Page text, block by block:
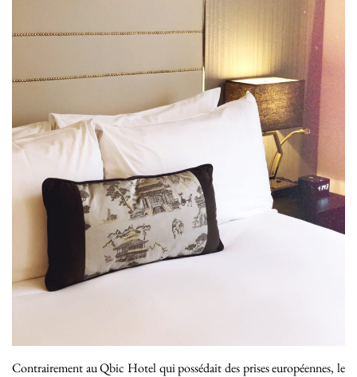
Contrairement au Qbic Hotel qui possédait des prises européennes, le